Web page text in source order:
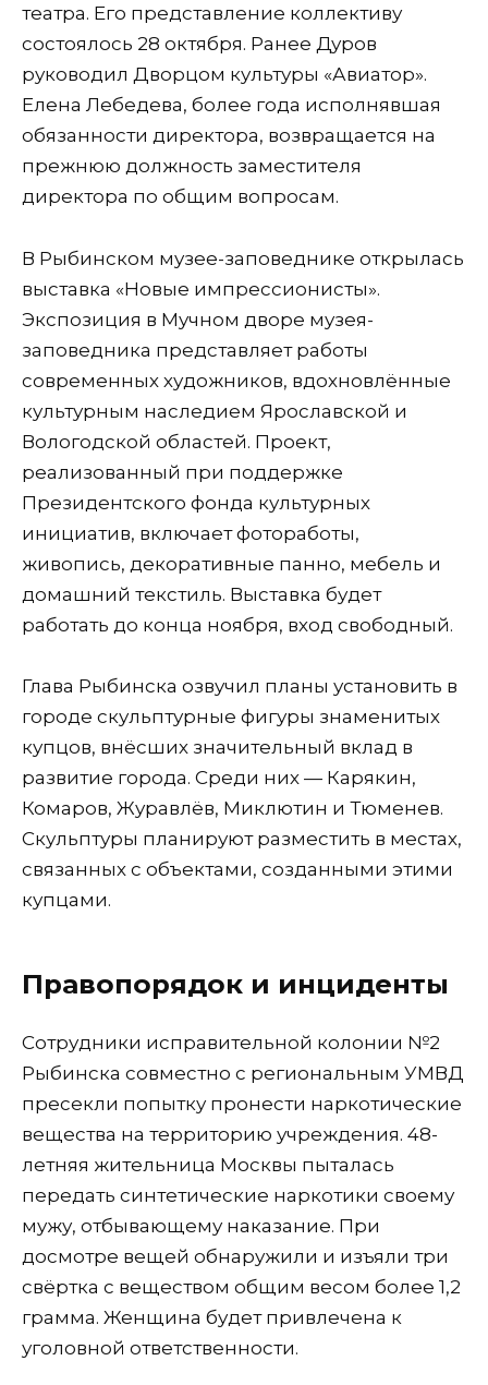
театра. Его представление коллективу
состоялось 28 октября. Ранее Дуров
руководил Дворцом культуры «Авиатор».
Елена Лебедева, более года исполнявшая
обязанности директора, возвращается на
прежнюю должность заместителя
директора по общим вопросам.
В Рыбинском музее-заповеднике открылась
выставка «Новые импрессионисты».
Экспозиция в Мучном дворе музея-
заповедника представляет работы
современных художников, вдохновлённые
культурным наследием Ярославской и
Вологодской областей. Проект,
реализованный при поддержке
Президентского фонда культурных
инициатив, включает фотоработы,
живопись, декоративные панно, мебель и
домашний текстиль. Выставка будет
работать до конца ноября, вход свободный.
Глава Рыбинска озвучил планы установить в
городе скульптурные фигуры знаменитых
купцов, внёсших значительный вклад в
развитие города. Среди них — Карякин,
Комаров, Журавлёв, Миклютин и Тюменев.
Скульптуры планируют разместить в местах,
связанных с объектами, созданными этими
купцами.
Правопорядок и инциденты
Сотрудники исправительной колонии №2
Рыбинска совместно с региональным УМВД
пресекли попытку пронести наркотические
вещества на территорию учреждения. 48-
летняя жительница Москвы пыталась
передать синтетические наркотики своему
мужу, отбывающему наказание. При
досмотре вещей обнаружили и изъяли три
свёртка с веществом общим весом более 1,2
грамма. Женщина будет привлечена к
уголовной ответственности.